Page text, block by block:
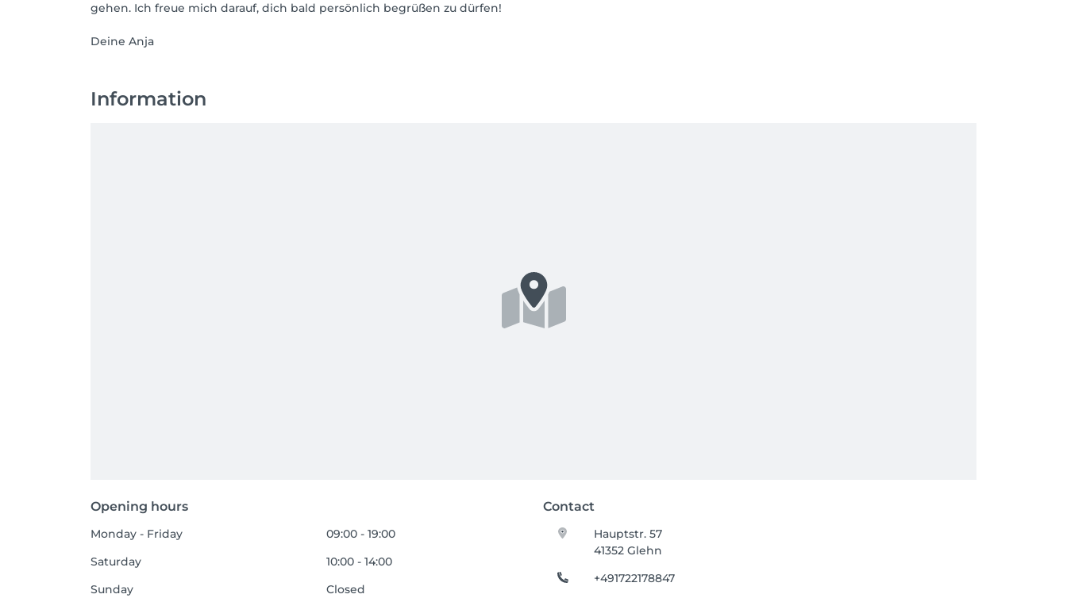
gehen. Ich freue mich darauf, dich bald persönlich begrüßen zu dürfen!
Deine Anja
Information
Opening hours Contact
Monday - Friday
09:00 - 19:00
Saturday
10:00 - 14:00
Sunday
Closed
Hauptstr. 57
41352 Glehn
+491722178847